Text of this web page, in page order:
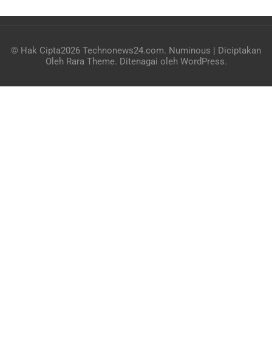
© Hak Cipta2026 Technonews24.com. Numinous | Diciptakan
Oleh Rara Theme. Ditenagai oleh WordPress.